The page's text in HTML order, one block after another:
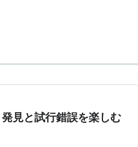
見と試行錯誤を楽しむ